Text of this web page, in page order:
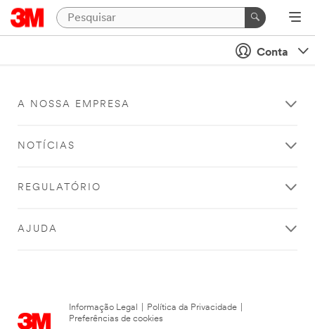
Conta
A NOSSA EMPRESA
NOTÍCIAS
REGULATÓRIO
AJUDA
Informação Legal Política da Privacidade
Preferências de cookies